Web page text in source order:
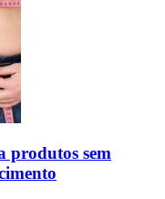
produtos sem